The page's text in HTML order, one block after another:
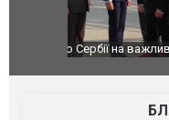
"Вони воюють,
зневажливих